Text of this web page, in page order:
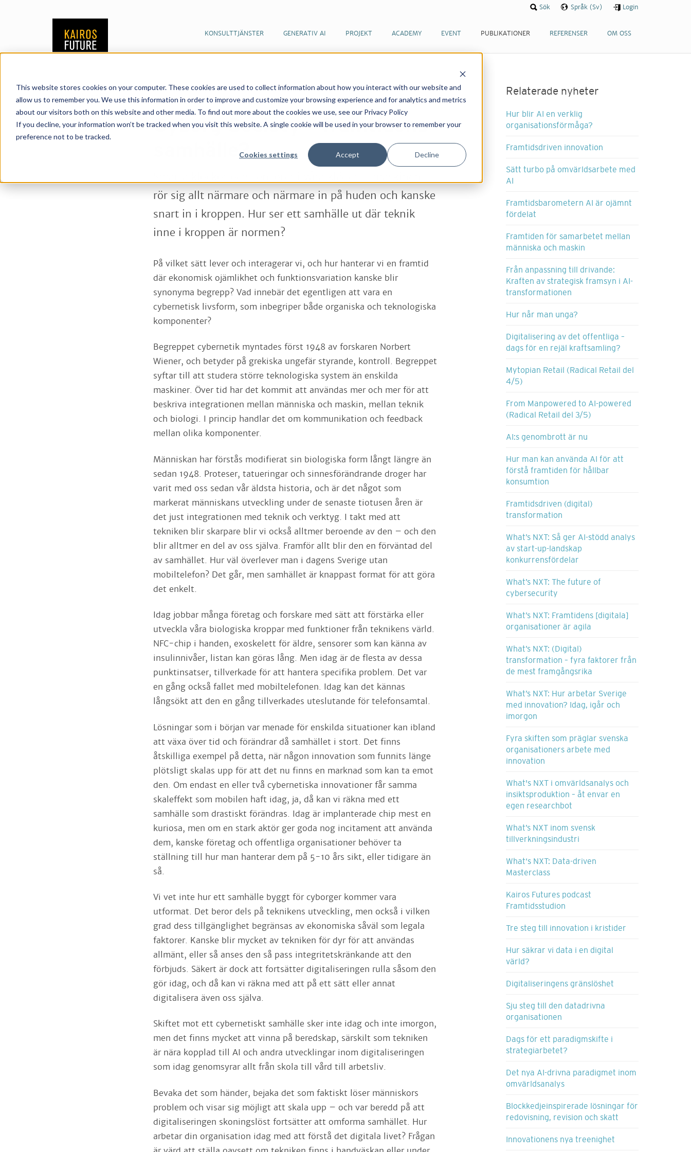
This website stores cookies on your computer. These cookies are used to collect information about how you interact with our website and
allow us to remember you. We use this information in order to improve and customize your browsing experience and for analytics and metrics
about our visitors both on this website and other media. To find out more about the cookies we use, see our Privacy Policy
If you decline, your information won’t be tracked when you visit this website. A single cookie will be used in your browser to remember your
preference not to be tracked.
Cookies settings Accept Decline
KONSULTTJÄNSTER GENERATIV AI PROJEKT ACADEMY EVENT PUBLIKATIONER REFERENSER OM OSS
Sök Språk (Sv) Login
Publikationer Nyheter & artiklar Cyborg Society – framtidens samhälle?
Cyborg Society – framtidens
samhälle?
rör sig allt närmare och närmare in på huden och kanske
snart in i kroppen. Hur ser ett samhälle ut där teknik
inne i kroppen är normen?
På vilket sätt lever och interagerar vi, och hur hanterar vi en framtid
där ekonomisk ojämlikhet och funktionsvariation kanske blir
synonyma begrepp? Vad innebär det egentligen att vara en
cybernetisk livsform, som inbegriper både organiska och teknologiska
komponenter?
Begreppet cybernetik myntades först 1948 av forskaren Norbert
Wiener, och betyder på grekiska ungefär styrande, kontroll. Begreppet
syftar till att studera större teknologiska system än enskilda
maskiner. Över tid har det kommit att användas mer och mer för att
beskriva integrationen mellan människa och maskin, mellan teknik
och biologi. I princip handlar det om kommunikation och feedback
mellan olika komponenter.
Människan har förstås modifierat sin biologiska form långt längre än
sedan 1948. Proteser, tatueringar och sinnesförändrande droger har
varit med oss sedan vår äldsta historia, och är det något som
markerat människans utveckling under de senaste tiotusen åren är
det just integrationen med teknik och verktyg. I takt med att
tekniken blir skarpare blir vi också alltmer beroende av den – och den
blir alltmer en del av oss själva. Framför allt blir den en förväntad del
av samhället. Hur väl överlever man i dagens Sverige utan
mobiltelefon? Det går, men samhället är knappast format för att göra
det enkelt.
Idag jobbar många företag och forskare med sätt att förstärka eller
utveckla våra biologiska kroppar med funktioner från teknikens värld.
NFC-chip i handen, exoskelett för äldre, sensorer som kan känna av
insulinnivåer, listan kan göras lång. Men idag är de flesta av dessa
punktinsatser, tillverkade för att hantera specifika problem. Det var
en gång också fallet med mobiltelefonen. Idag kan det kännas
långsökt att den en gång tillverkades uteslutande för telefonsamtal.
Lösningar som i början var menade för enskilda situationer kan ibland
att växa över tid och förändrar då samhället i stort. Det finns
åtskilliga exempel på detta, när någon innovation som funnits länge
plötsligt skalas upp för att det nu finns en marknad som kan ta emot
den. Om endast en eller två cybernetiska innovationer får samma
skaleffekt som mobilen haft idag, ja, då kan vi räkna med ett
samhälle som drastiskt förändras. Idag är implanterade chip mest en
kuriosa, men om en stark aktör ger goda nog incitament att använda
dem, kanske företag och offentliga organisationer behöver ta
ställning till hur man hanterar dem på 5-10 års sikt, eller tidigare än
så.
Vi vet inte hur ett samhälle byggt för cyborger kommer vara
utformat. Det beror dels på teknikens utveckling, men också i vilken
grad dess tillgänglighet begränsas av ekonomiska såväl som legala
faktorer. Kanske blir mycket av tekniken för dyr för att användas
allmänt, eller så anses den så pass integritetskränkande att den
förbjuds. Säkert är dock att fortsätter digitaliseringen rulla såsom den
gör idag, och då kan vi räkna med att på ett sätt eller annat
digitalisera även oss själva.
Skiftet mot ett cybernetiskt samhälle sker inte idag och inte imorgon,
men det finns mycket att vinna på beredskap, särskilt som tekniken
är nära kopplad till AI och andra utvecklingar inom digitaliseringen
som idag genomsyrar allt från skola till vård till arbetsliv.
Bevaka det som händer, bejaka det som faktiskt löser människors
problem och visar sig möjligt att skala upp – och var beredd på att
digitaliseringen skoningslöst fortsätter att omforma samhället. Hur
arbetar din organisation idag med att förstå det digitala livet? Frågan
06/03/2019 Relaterade nyheter
Hur blir AI en verklig
organisationsförmåga?
Framtidsdriven innovation
Sätt turbo på omvärldsarbete med
AI
Framtidsbarometern AI är ojämnt
fördelat
Framtiden för samarbetet mellan
människa och maskin
Från anpassning till drivande:
Kraften av strategisk framsyn i AI-
transformationen
Hur når man unga?
Digitalisering av det offentliga –
dags för en rejäl kraftsamling?
Mytopian Retail (Radical Retail del
4/5)
From Manpowered to AI-powered
(Radical Retail del 3/5)
AI:s genombrott är nu
Hur man kan använda AI för att
förstå framtiden för hållbar
konsumtion
Framtidsdriven (digital)
transformation
What’s NXT: Så ger AI-stödd analys
av start-up-landskap
konkurrensfördelar
What’s NXT: The future of
cybersecurity
What’s NXT: Framtidens [digitala]
organisationer är agila
What’s NXT: (Digital)
transformation – fyra faktorer från
de mest framgångsrika
What’s NXT: Hur arbetar Sverige
med innovation? Idag, igår och
imorgon
Fyra skiften som präglar svenska
organisationers arbete med
innovation
What's NXT i omvärldsanalys och
insiktsproduktion – åt envar en
egen researchbot
What’s NXT inom svensk
tillverkningsindustri
What‘s NXT: Data-driven
Masterclass
Kairos Futures podcast
Framtidsstudion
Tre steg till innovation i kristider
Hur säkrar vi data i en digital
värld?
Digitaliseringens gränslöshet
Sju steg till den datadrivna
organisationen
Dags för ett paradigmskifte i
strategiarbetet?
Det nya AI-drivna paradigmet inom
omvärldsanalys
Blockkedjeinspirerade lösningar för
redovisning, revision och skatt
Innovationens nya treenighet